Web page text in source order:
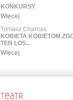
KONKURSY
Więcej
Tomasz Charnas
KOBIETA KOBIETOM
TEN LOS...
Więcej